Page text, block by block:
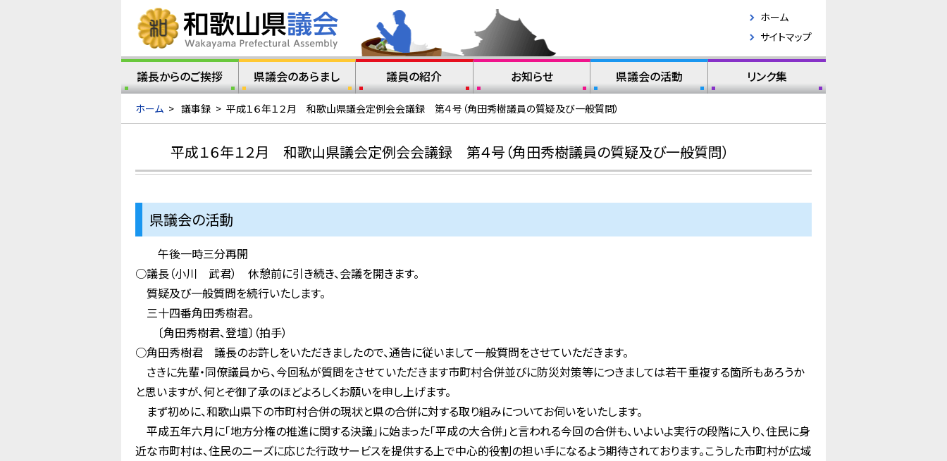
ホーム
サイトマップ
議長からのご挨拶 県議会のあらまし 議員の紹介 お知らせ 県議会の活動 リンク集
ホーム > 議事録 > 平成１６年１２月 和歌山県議会定例会会議録 第４号（角田秀樹議員の質疑及び一般質問）
平成１６年１２月 和歌山県議会定例会会議録 第４号（角田秀樹議員の質疑及び一般質問）
県議会の活動
午後一時三分再開
○議長（小川 武君） 休憩前に引き続き、会議を開きます。
質疑及び一般質問を続行いたします。
三十四番角田秀樹君。
〔角田秀樹君、登壇〕（拍手）
○角田秀樹君 議長のお許しをいただきましたので、通告に従いまして一般質問をさせていただきます。
さきに先輩・同僚議員から、今回私が質問をさせていただきます市町村合併並びに防災対策等につきましては若干重複する箇所もあろうか
と思いますが、何とぞ御了承のほどよろしくお願いを申し上げます。
まず初めに、和歌山県下の市町村合併の現状と県の合併に対する取り組みについてお伺いをいたします。
平成五年六月に「地方分権の推進に関する決議」に始まった「平成の大合併」と言われる今回の合併も、いよいよ実行の段階に入り、住民に身
近な市町村は、住民のニーズに応じた行政サービスを提供する上で中心的役割の担い手になるよう期待されております。こうした市町村が広域